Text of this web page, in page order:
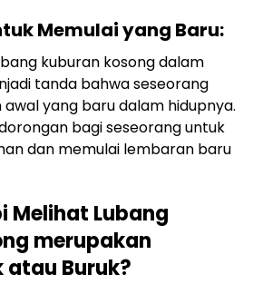
Memulai yang Baru:
kuburan kosong dalam
tanda bahwa seseorang
yang baru dalam hidupnya.
bagi seseorang untuk
dan memulai lembaran baru
Melihat Lubang
merupakan
atau Buruk?